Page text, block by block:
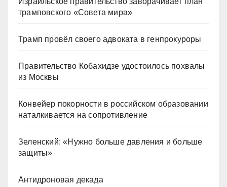
трамповского «Совета мира»
Трамп провёл своего адвоката в генпрокуроры
Правительство Кобахидзе удостоилось похвалы
из Москвы
Конвейер покорности в российском образовании
наталкивается на сопротивление
Зеленский: «Нужно больше давления и больше
защиты»
Антидроновая декада